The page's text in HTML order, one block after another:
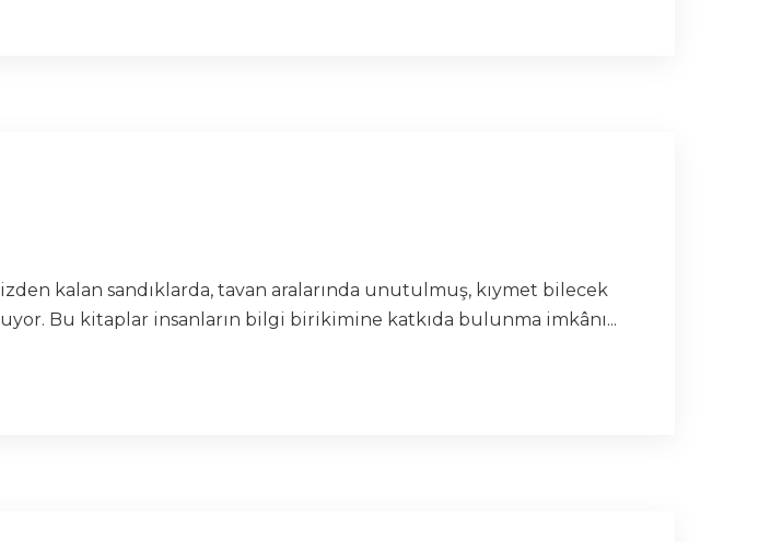
kalan sandıklarda, tavan aralarında unutulmuş, kıymet bilecek
Bu kitaplar insanların bilgi birikimine katkıda bulunma imkânı...